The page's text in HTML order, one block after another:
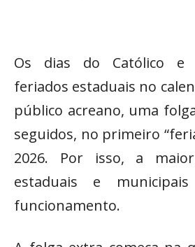
Os dias do Católico e
feriados estaduais no
público acreano, uma
seguidos, no primeiro
2026. Por isso, a
estaduais e
funcionamento.